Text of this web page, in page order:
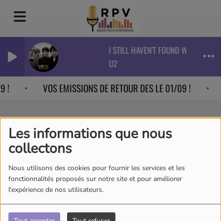
Les informations que nous
collectons
Nous utilisons des cookies pour fournir les services et les
fonctionnalités proposés sur notre site et pour améliorer
l'expérience de nos utilisateurs.
I STILL HAVEN'T FOUND WHAT I'M
U2
! VOS EMISSIONS DE RETOUR DES LE 01/09 !
Lucas
Habitant de Voiron. 8 ans
d'expérience en Radio Locale.
Passionné par les Médias, Lucas